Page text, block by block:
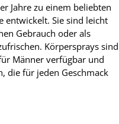
Jahre zu einem beliebten
entwickelt. Sie sind leicht
Gebrauch oder als
Körpersprays sind
Männer verfügbar und
die für jeden Geschmack